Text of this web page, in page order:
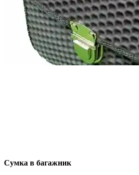
Сумка в багажник